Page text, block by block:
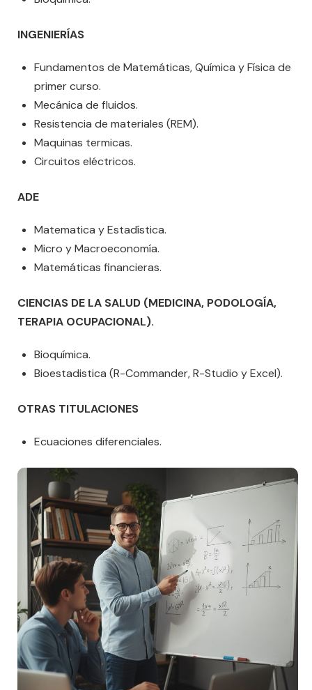
INGENIERÍAS
Fundamentos de Matemáticas, Química y Física de
primer curso.
Mecánica de fluidos.
Resistencia de materiales (REM).
Maquinas termicas.
Circuitos eléctricos.
ADE
Matematica y Estadística.
Micro y Macroeconomía.
Matemáticas financieras.
CIENCIAS DE LA SALUD (MEDICINA, PODOLOGÍA,
TERAPIA OCUPACIONAL).
Bioquímica.
Bioestadistica (R-Commander, R-Studio y Excel).
OTRAS TITULACIONES
Ecuaciones diferenciales.